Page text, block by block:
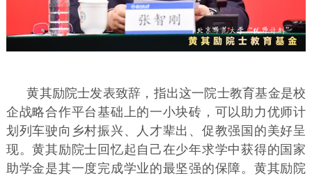
黄其励院士发表致辞，指出这一院士教育基金是校
企战略合作平台基础上的一小块砖，可以助力优师计
划列车驶向乡村振兴、人才辈出、促教强国的美好呈
现。黄其励院士回忆起自己在少年求学中获得的国家
助学金是其一度完成学业的最坚强的保障。黄其励院